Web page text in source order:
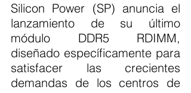
Silicon Power (SP) anuncia el
lanzamiento de su último
módulo DDR5 RDIMM,
diseñado específicamente para
satisfacer las crecientes
demandas de los centros de